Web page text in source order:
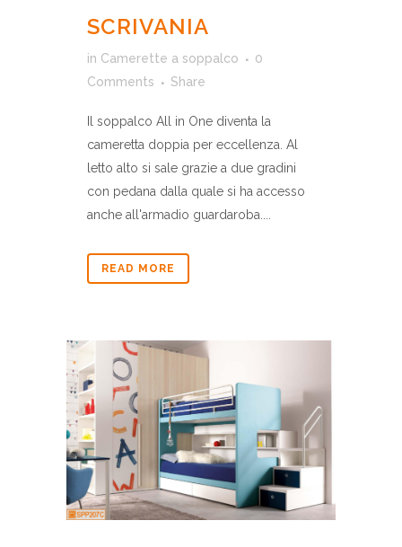
SCRIVANIA
in Camerette a soppalco
0
Comments
Share
Il soppalco All in One diventa la
cameretta doppia per eccellenza. Al
letto alto si sale grazie a due gradini
con pedana dalla quale si ha accesso
anche all'armadio guardaroba....
READ MORE